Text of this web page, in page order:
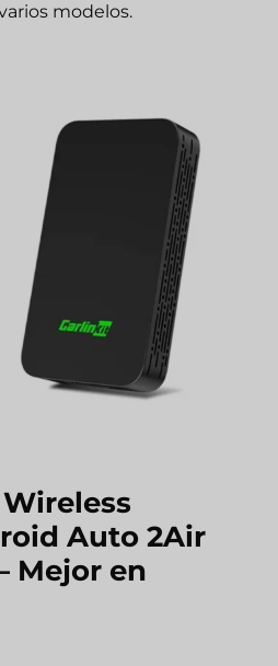
modelos.
Auto 2Air
Mejor en